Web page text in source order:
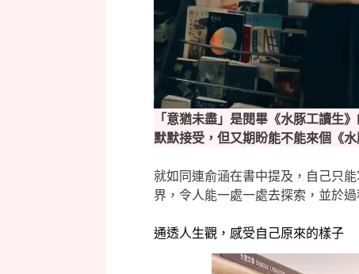
「意猶未盡」是閱畢《水豚工讀生
默默接受，但又期盼能不能來個《
就如同連俞涵在書中提及，自己只
界，令人能一處一處去探索，並於
通透人生觀，感受自己原來的樣子